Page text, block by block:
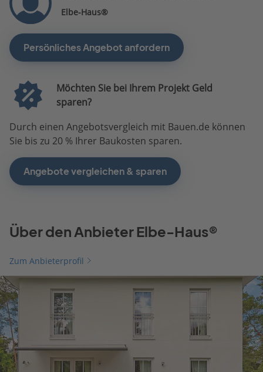
Elbe-Haus®
Persönliches Angebot anfordern
Möchten Sie bei Ihrem Projekt Geld
sparen?
Durch einen Angebotsvergleich mit Bauen.de können
Sie bis zu 20 % Ihrer Baukosten sparen.
Angebote vergleichen & sparen
Über den Anbieter Elbe-Haus®
Zum Anbieterprofil